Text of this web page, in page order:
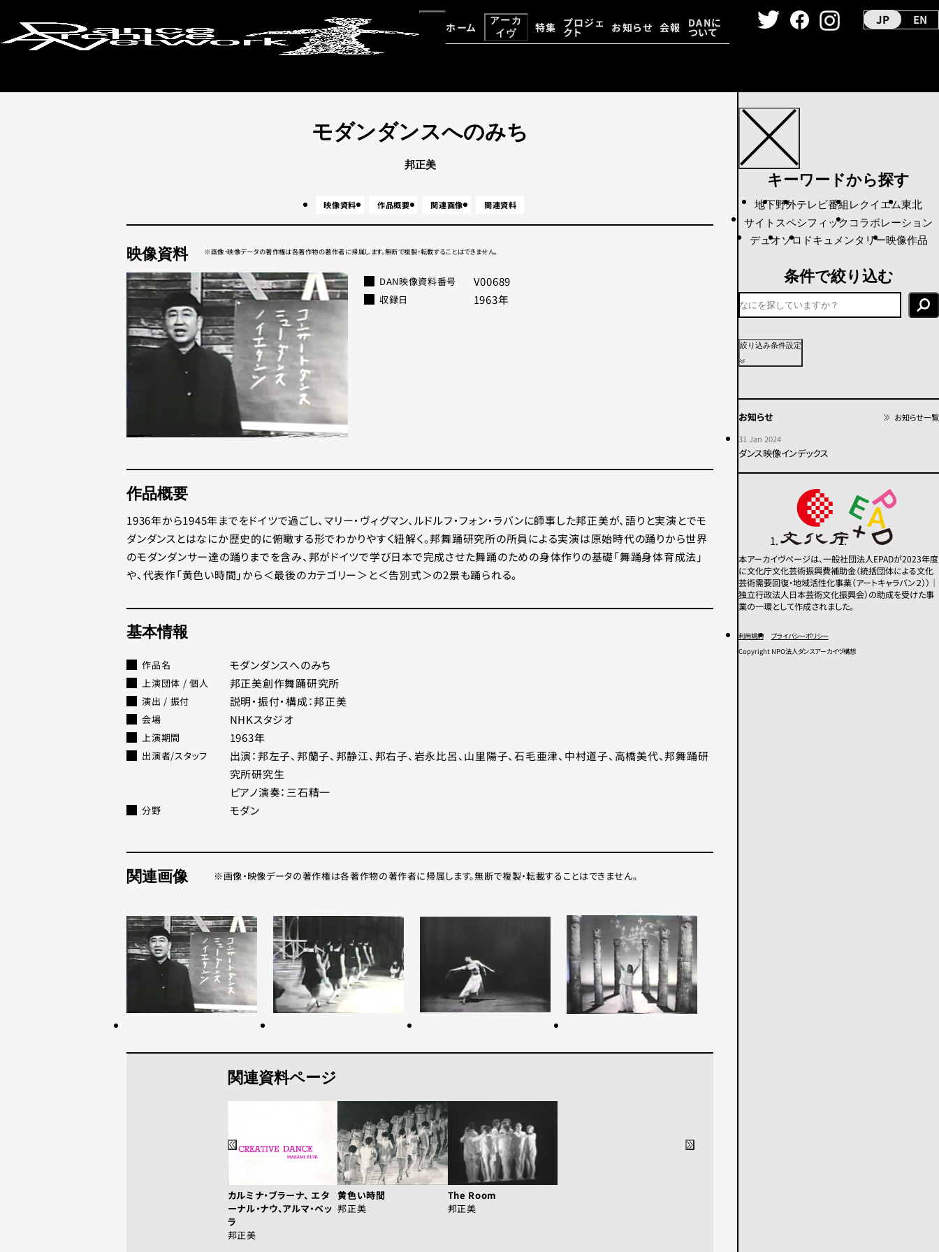
JP EN
ホーム
アーカ
イヴ
特集 プロジェ
クト お知らせ 会報 DANに
ついて
モダンダンスへのみち
邦正美
映像資料 作品概要 関連画像 関連資料
映像資料 画像・映像データの著作権は各著作物の著作者に帰属します。無断で複製・転載することはできません。
DAN映像資料番号 V00689
収録⽇ 1963年
作品概要
1936年から1945年までをドイツで過ごし、マリー・ヴィグマン、ルドルフ・フォン・ラバンに師事した邦正美が、語りと実演とでモ
ダンダンスとはなにか歴史的に俯瞰する形でわかりやすく紐解く。邦舞踊研究所の所員による実演は原始時代の踊りから世界
のモダンダンサー達の踊りまでを含み、邦がドイツで学び日本で完成させた舞踊のための身体作りの基礎「舞踊身体育成法」
や、代表作「黄色い時間」から＜最後のカテゴリー＞と＜告別式＞の2景も踊られる。
基本情報
作品名 モダンダンスへのみち
上演団体 / 個人 邦正美創作舞踊研究所
演出 / 振付 説明・振付・構成：邦正美
会場 NHKスタジオ
上演期間 1963年
出演者/スタッフ
出演：邦左子、邦蘭子、邦静江、邦右子、岩永比呂、山里陽子、石毛亜津、中村道子、高橋美代、邦舞踊研
究所研究生
ピアノ演奏：三石精一
分野 モダン
関連画像 画像・映像データの著作権は各著作物の著作者に帰属します。無断で複製・転載することはできません。
関連資料ページ
カルミナ・ブラーナ、 エタ
ーナル・ナウ、アルマ・ベッ
ラ
邦正美
黄色い時間
邦正美
The Room
邦正美
キーワードから探す
地下野外テレビ番組 レクイエム東北
サイトスペシフィック コラボレーション
デュオソロ ドキュメンタリー映像作品
条件で絞り込む
上演年代
1960年代
1950年代以前
不明
コンテンポラリー
舞踏
パフォーマンス
この条件で検索
絞り込み条件設定
お知らせ
お知らせ一覧
31 Jan 2024
ダンス映像インデックス
本アーカイヴページは、一般社団法人EPADが2023年度
に文化庁文化芸術振興費補助金（統括団体による文化
芸術需要回復・地域活性化事業（アートキャラバン２））｜
独立行政法人日本芸術文化振興会）の助成を受けた事
業の一環として作成されました。
利用規約
プライバシーポリシー
Copyright NPO法人ダンスアーカイヴ構想